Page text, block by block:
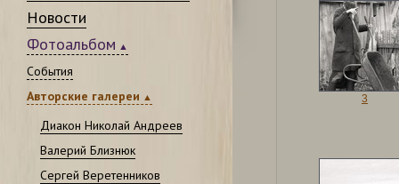
Новости
Фотоальбом
События
Авторские галереи
Диакон Николай Андреев
Валерий Близнюк
Сергей Веретенников
3